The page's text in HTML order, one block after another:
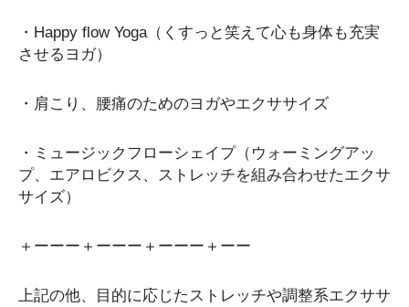
・Happy flow Yoga（くすっと笑えて心も身体も充実
させるヨガ）
・肩こり、腰痛のためのヨガやエクササイズ
・ミュージックフローシェイプ（ウォーミングアッ
プ、エアロビクス、ストレッチを組み合わせたエクサ
サイズ）
＋ーーー＋ーーー＋ーーー＋ーー
上記の他、目的に応じたストレッチや調整系エクササ